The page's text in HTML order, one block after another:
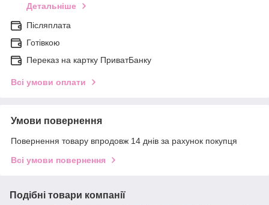
Детальніше
Післяплата
Готівкою
Переказ на картку ПриватБанку
Всі умови оплати
Умови повернення
Повернення товару впродовж 14 днів за рахунок покупця
Всі умови повернення
Подібні товари компанії